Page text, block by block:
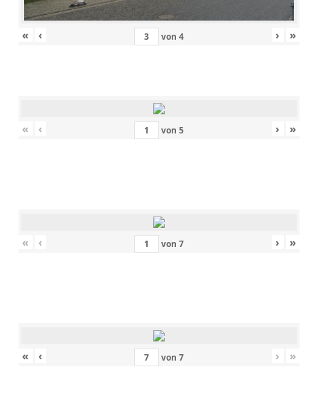
« ‹ von 4 › »
« ‹ von 5 › »
« ‹ von 7 › »
« ‹ von 7 › »